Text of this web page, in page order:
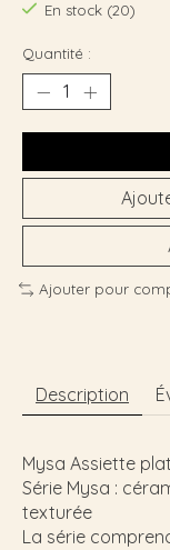
En stock (20)
Quantité :
Ajouter pour
Description
Mysa Assiette
Série Mysa :
texturée
La série